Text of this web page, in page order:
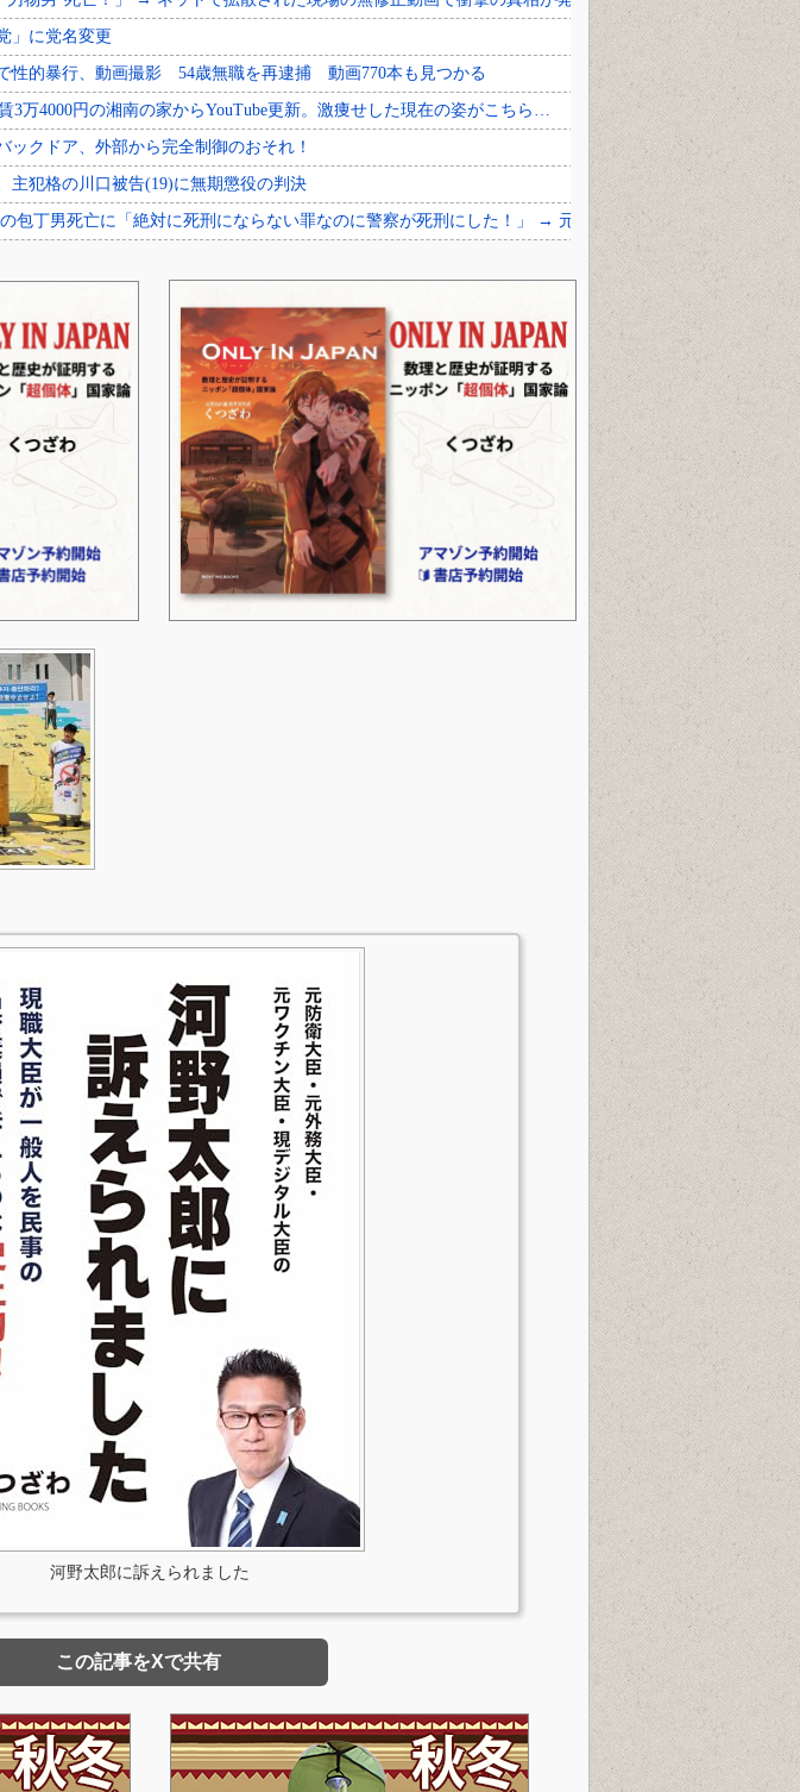
河野太郎に訴えられました
この記事をXで共有